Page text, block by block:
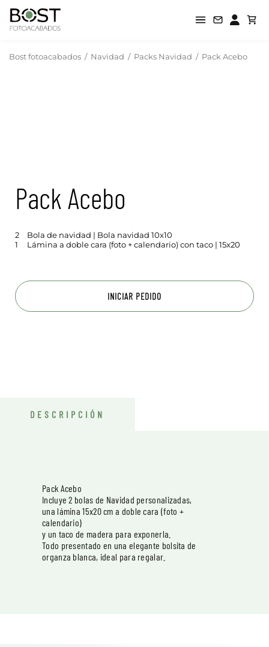
Bost fotoacabados / Navidad / Packs Navidad / Pack Acebo
Pack Acebo
2
Bola de navidad | Bola navidad 10x10
1
Lámina a doble cara (foto + calendario) con taco | 15x20
INICIAR PEDIDO
DESCRIPCIÓN
Pack Acebo
Incluye 2 bolas de Navidad personalizadas,
una lámina 15x20 cm a doble cara (foto +
calendario)
y un taco de madera para exponerla.
Todo presentado en una elegante bolsita de
organza blanca, ideal para regalar.